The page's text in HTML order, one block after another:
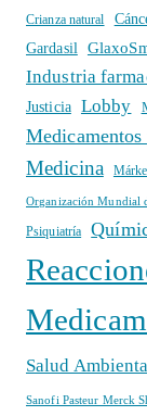
Crianza natural
Gardasil
Industria
Justicia
Lobby
Medicina
Organización Mundial
Psiquiatría
Salud
Sanofi Pasteur Merck